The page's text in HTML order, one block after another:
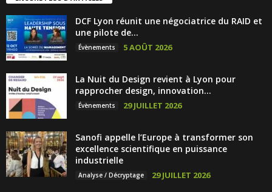
DCF Lyon réunit une négociatrice du RAID et
une pilote de...
Évènements 5 AOÛT 2026
La Nuit du Design revient à Lyon pour
rapprocher design, innovation...
Évènements 29 JUILLET 2026
Sanofi appelle l’Europe à transformer son
excellence scientifique en puissance
industrielle
Analyse / Décryptage 29 JUILLET 2026